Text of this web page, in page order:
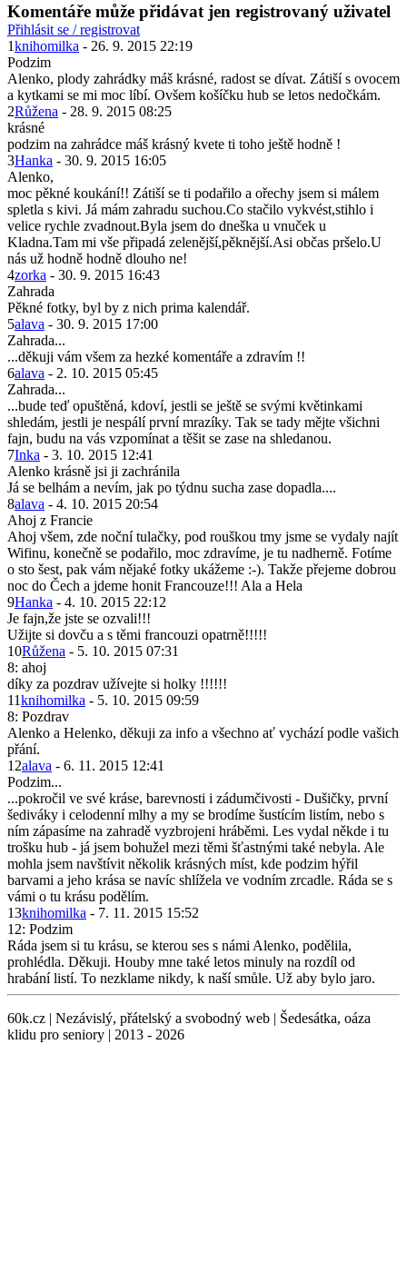
Komentáře může přidávat jen registrovaný uživatel
Přihlásit se / registrovat
1knihomilka - 26. 9. 2015 22:19
Podzim
Alenko, plody zahrádky máš krásné, radost se dívat. Zátiší s ovocem
a kytkami se mi moc líbí. Ovšem košíčku hub se letos nedočkám.
2Růžena - 28. 9. 2015 08:25
krásné
podzim na zahrádce máš krásný kvete ti toho ještě hodně !
3Hanka - 30. 9. 2015 16:05
Alenko,
moc pěkné koukání!! Zátiší se ti podařilo a ořechy jsem si málem
spletla s kivi. Já mám zahradu suchou.Co stačilo vykvést,stihlo i
velice rychle zvadnout.Byla jsem do dneška u vnuček u
Kladna.Tam mi vše připadá zelenější,pěknější.Asi občas pršelo.U
nás už hodně hodně dlouho ne!
4zorka - 30. 9. 2015 16:43
Zahrada
Pěkné fotky, byl by z nich prima kalendář.
5alava - 30. 9. 2015 17:00
Zahrada...
...děkuji vám všem za hezké komentáře a zdravím !!
6alava - 2. 10. 2015 05:45
Zahrada...
...bude teď opuštěná, kdoví, jestli se ještě se svými květinkami
shledám, jestli je nespálí první mrazíky. Tak se tady mějte všichni
fajn, budu na vás vzpomínat a těšit se zase na shledanou.
7Inka - 3. 10. 2015 12:41
Alenko krásně jsi ji zachránila
Já se belhám a nevím, jak po týdnu sucha zase dopadla....
8alava - 4. 10. 2015 20:54
Ahoj z Francie
Ahoj všem, zde noční tulačky, pod rouškou tmy jsme se vydaly najít
Wifinu, konečně se podařilo, moc zdravíme, je tu nadherně. Fotíme
o sto šest, pak vám nějaké fotky ukážeme :-). Takže přejeme dobrou
noc do Čech a jdeme honit Francouze!!! Ala a Hela
9Hanka - 4. 10. 2015 22:12
Je fajn,že jste se ozvali!!!
Užijte si dovču a s těmi francouzi opatrně!!!!!
10Růžena - 5. 10. 2015 07:31
8: ahoj
díky za pozdrav užívejte si holky !!!!!!
11knihomilka - 5. 10. 2015 09:59
8: Pozdrav
Alenko a Helenko, děkuji za info a všechno ať vychází podle vašich
přání.
12alava - 6. 11. 2015 12:41
Podzim...
...pokročil ve své kráse, barevnosti i zádumčivosti - Dušičky, první
šediváky i celodenní mlhy a my se brodíme šustícím listím, nebo s
ním zápasíme na zahradě vyzbrojeni hráběmi. Les vydal někde i tu
trošku hub - já jsem bohužel mezi těmi šťastnými také nebyla. Ale
mohla jsem navštívit několik krásných míst, kde podzim hýřil
barvami a jeho krása se navíc shlížela ve vodním zrcadle. Ráda se s
vámi o tu krásu podělím.
13knihomilka - 7. 11. 2015 15:52
12: Podzim
Ráda jsem si tu krásu, se kterou ses s námi Alenko, podělila,
prohlédla. Děkuji. Houby mne také letos minuly na rozdíl od
hrabání listí. To nezklame nikdy, k naší smůle. Už aby bylo jaro.
60k.cz | Nezávislý, přátelský a svobodný web | Šedesátka, oáza
klidu pro seniory | 2013 - 2026